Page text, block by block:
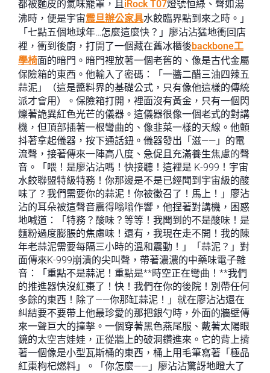
都被麵皮的氣味籠罩，且iRock T07燈號恒綠、聲如湯
沸時，便是宇宙震旦辦公家具水餃臨界點到來之時。」
「七點五個地球年…怎麼這麼快？」廖沾沾猛地衝回店
裡，衝到後廚，打開了一個藏在舊冰櫃後backbone工
學椅面的暗門。暗門裡放著一個老舊的、像是古代金屬
保險箱的東西。他輸入了密碼：「一醬二醋三油四辣五
蒜泥」（這是醬料界的基礎公式，只有像他這樣的傳統
派才會用）。保險箱打開，裡面沒有黃金，只有一個閃
爍著詭異紅色光芒的儀器。這儀器很像一個老式的對講
機，但頂部插著一根彎曲的、像韭菜一樣的天線。他顫
抖著拿起儀器，按下通話鈕。儀器發出「滋——」的電
流聲，接著傳來一陣高八度、急促且充滿養生焦慮的聲
音。「喂！是廖沾沾嗎！快接聽！這裡是 K-999！宇宙
水餃聯盟特級特務！你那邊是不是已經聞到宇宙級的酸
味了？我們需要你的蒜泥！你被徵召了！馬上！」廖沾
沾的耳朵被這聲音震得嗡嗡作響，他捏著對講機，困惑
地喊道：「特務？酸味？等等！我聞到的不是酸味！是
麵粉過度膨脹的焦慮味！還有，我現在走不開！我的陳
年老蒜泥需要每隔三小時的溫和震動！」「蒜泥？」對
面傳來K-999崩潰的尖叫聲，帶著濃濃的中藥味電子雜
音：「重點不是蒜泥！重點是**時空正在彎曲！**我們
的推進器快沒紅棗了！快！我們在你的後院！別帶任何
多餘的東西！除了——你那缸蒜泥！」就在廖沾沾還在
糾結要不要帶上他最珍愛的那把銀勺時，外面的牆壁傳
來一聲巨大的撞擊。一個穿著黑色燕尾服、戴著太陽眼
鏡的太空吉娃娃，正從牆上的破洞鑽進來。它的背上揹
著一個像是小型瓦斯桶的東西，桶上用毛筆寫著「極品
紅棗枸杞燃料」。「你怎麼——」廖沾沾驚訝地瞪大了